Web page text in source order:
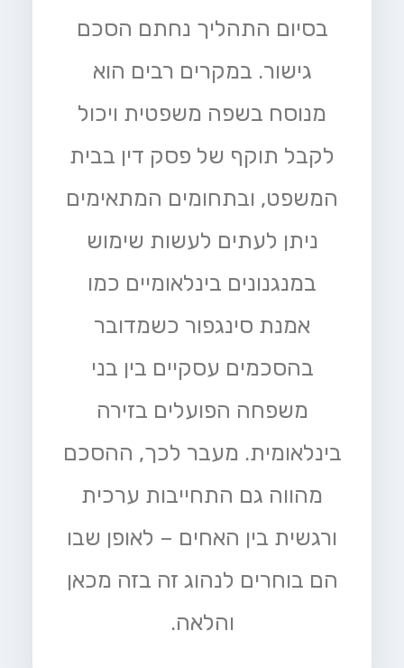
בסיום התהליך נחתם הסכם
גישור. במקרים רבים הוא
מנוסח בשפה משפטית ויכול
לקבל תוקף של פסק דין בבית
המשפט, ובתחומים המתאימים
ניתן לעתים לעשות שימוש
במנגנונים בינלאומיים כמו
אמנת סינגפור כשמדובר
בהסכמים עסקיים בין בני
משפחה הפועלים בזירה
בינלאומית. מעבר לכך, ההסכם
מהווה גם התחייבות ערכית
ורגשית בין האחים – לאופן שבו
הם בוחרים לנהוג זה בזה מכאן
והלאה.